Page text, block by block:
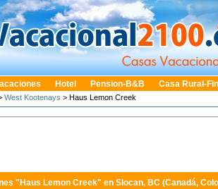
Hotel Pension-B&B Casa Rural-
West Kootenays > Haus Lemon Creek
"Haus Lemon Creek" en Slocan, BC (Canadá,